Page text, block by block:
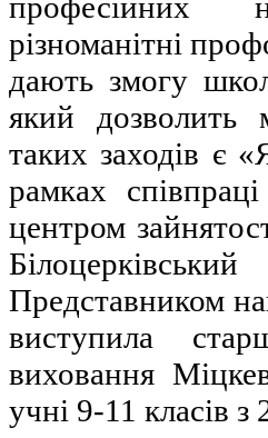
професійних
різноманітні
дають змогу
який дозволить
таких заходів є
рамках
центром
Представником
виступила
виховання
учні 9-11 класів з